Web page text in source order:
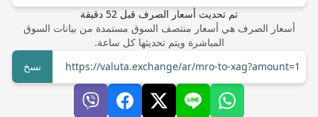
تم تحديث أسعار الصرف قبل 52 دقيقة
أسعار الصرف هي أسعار منتصف السوق مستمدة من بيانات السوق
المباشرة ويتم تحديثها كل ساعة.
https://valuta.exchange/ar/mro-to-xag?amount=1
نسخ